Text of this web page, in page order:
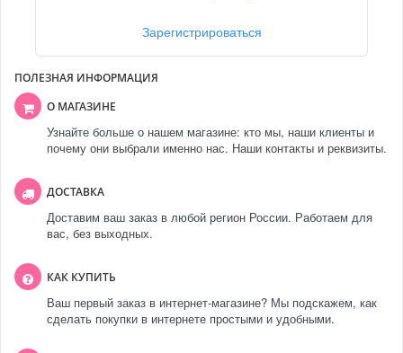
Зарегистрироваться
ПОЛЕЗНАЯ ИНФОРМАЦИЯ
О МАГАЗИНЕ
Узнайте больше о нашем магазине: кто мы, наши клиенты и
почему они выбрали именно нас. Наши контакты и реквизиты.
ДОСТАВКА
Доставим ваш заказ в любой регион России. Работаем для
вас, без выходных.
КАК КУПИТЬ
Ваш первый заказ в интернет-магазине? Мы подскажем, как
сделать покупки в интернете простыми и удобными.